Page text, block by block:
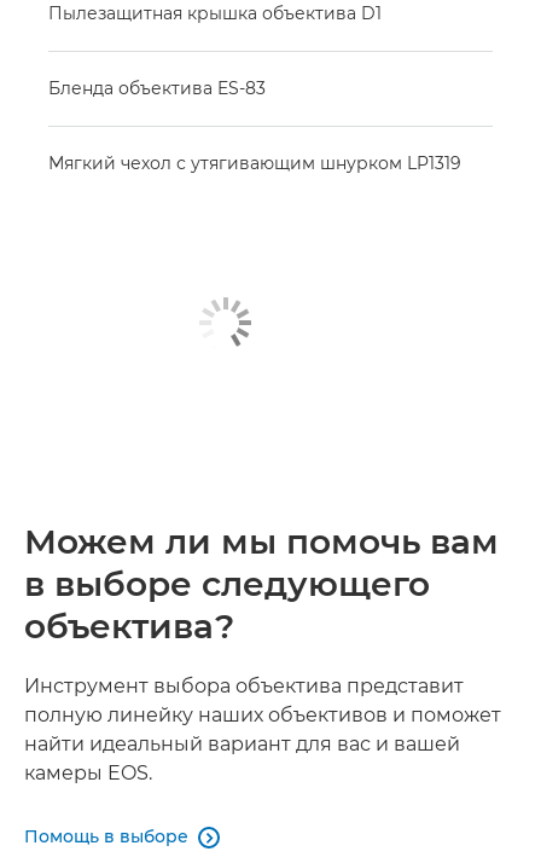
Пылезащитная крышка объектива D1
Бленда объектива ES-83
Мягкий чехол с утягивающим шнурком LP1319
Можем ли мы помочь вам
в выборе следующего
объектива?
Инструмент выбора объектива представит
полную линейку наших объективов и поможет
найти идеальный вариант для вас и вашей
камеры EOS.
Помощь в выборе 